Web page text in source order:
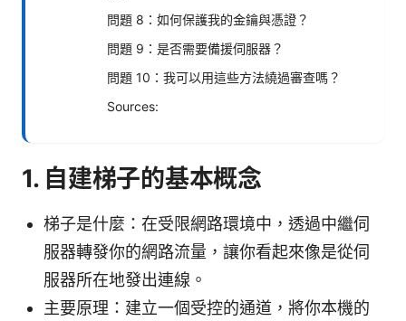
問題 8：如何保護我的金鑰與憑證？
問題 9：是否需要備援伺服器？
問題 10：我可以用這些方法繞過審查嗎？
Sources:
1. 自建梯子的基本概念
梯子是什麼：在受限網路環境中，透過中繼伺
服器轉發你的網路流量，讓你看起來像是從伺
服器所在地發出連線。
主要原理：建立一個受控的通道，將你本機的